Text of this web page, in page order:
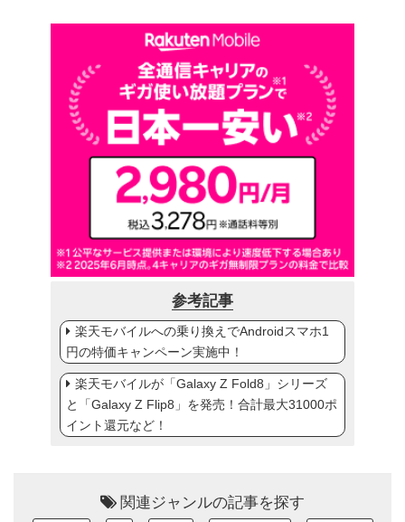
参考記事
楽天モバイルへの乗り換えでAndroidスマホ1
円の特価キャンペーン実施中！
楽天モバイルが「Galaxy Z Fold8」シリーズ
と「Galaxy Z Flip8」を発売！合計最大31000ポ
イント還元など！
関連ジャンルの記事を探す